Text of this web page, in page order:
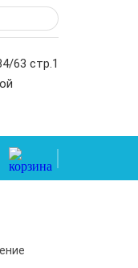
63 стр.1